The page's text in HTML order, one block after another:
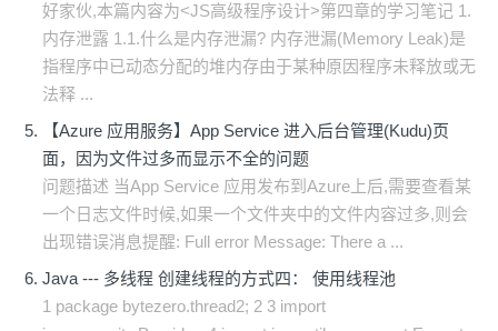
好家伙,本篇内容为<JS高级程序设计>第四章的学习笔记 1.
内存泄露 1.1.什么是内存泄漏? 内存泄漏(Memory Leak)是
指程序中已动态分配的堆内存由于某种原因程序未释放或无
法释 ...
【Azure 应用服务】App Service 进入后台管理(Kudu)页
面，因为文件过多而显示不全的问题
问题描述 当App Service 应用发布到Azure上后,需要查看某
一个日志文件时候,如果一个文件夹中的文件内容过多,则会
出现错误消息提醒: Full error Message: There a ...
Java --- 多线程 创建线程的方式四： 使用线程池
1 package bytezero.thread2; 2 3 import